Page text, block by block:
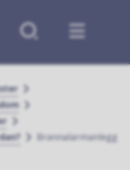
Brannalarmanlegg